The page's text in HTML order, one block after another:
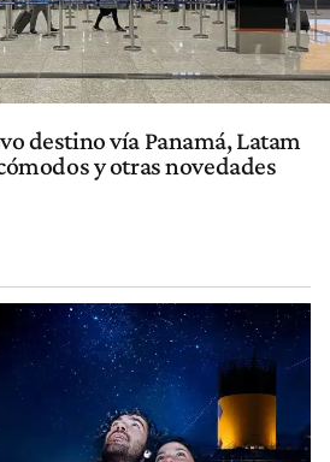
destino vía Panamá, Latam
y otras novedades